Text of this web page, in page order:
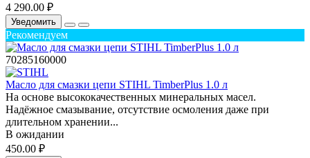
4 290.00 ₽
Уведомить
Рекомендуем
70285160000
Масло для смазки цепи STIHL TimberPlus 1.0 л
На основе высококачественных минеральных масел.
Надёжное смазывание, отсутствие осмоления даже при
длительном хранении...
В ожидании
450.00 ₽